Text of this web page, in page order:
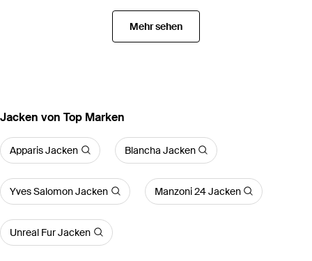
Mehr sehen
Jacken von Top Marken
Apparis Jacken Blancha Jacken
Yves Salomon Jacken Manzoni 24 Jacken
Unreal Fur Jacken